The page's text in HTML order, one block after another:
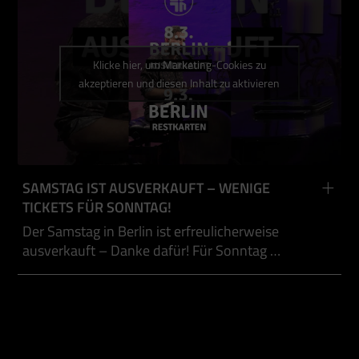
Klicke hier, um Marketing-Cookies zu
akzeptieren und diesen Inhalt zu aktivieren
SAMSTAG IST AUSVERKAUFT – WENIGE
TICKETS FÜR SONNTAG!
Der Samstag in Berlin ist erfreulicherweise
ausverkauft – Danke dafür! Für Sonntag …